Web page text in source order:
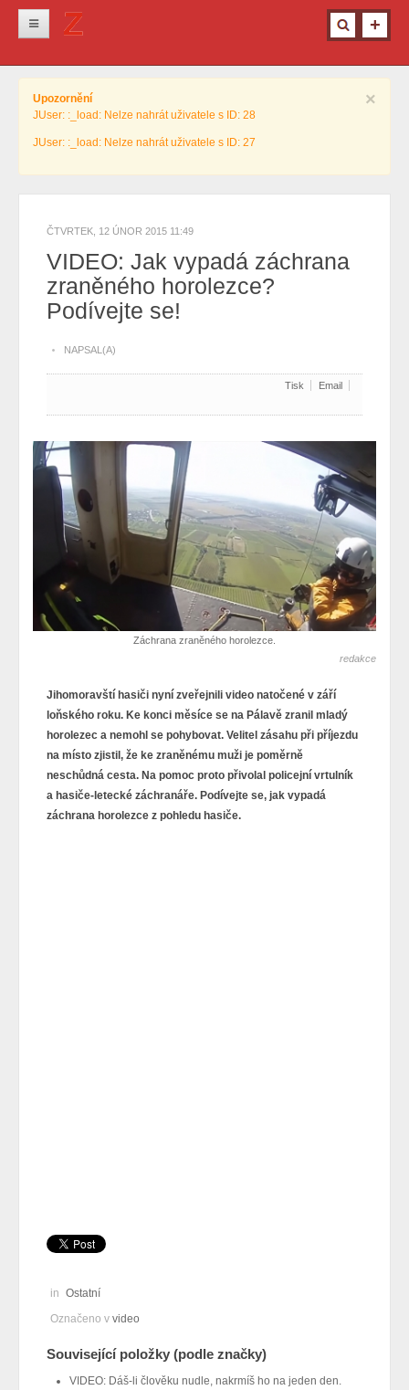
Krimi
Kultura
Ostatní
×
Upozornění
JUser: :_load: Nelze nahrát uživatele s ID: 28
JUser: :_load: Nelze nahrát uživatele s ID: 27
ČTVRTEK, 12 ÚNOR 2015 11:49
VIDEO: Jak vypadá záchrana
zraněného horolezce?
Podívejte se!
NAPSAL(A)
Tisk Email
Záchrana zraněného horolezce.
redakce
Jihomoravští hasiči nyní zveřejnili video natočené v září
loňského roku. Ke konci měsíce se na Pálavě zranil mladý
horolezec a nemohl se pohybovat. Velitel zásahu při příjezdu
na místo zjistil, že ke zraněnému muži je poměrně
neschůdná cesta. Na pomoc proto přivolal policejní vrtulník
a hasiče-letecké záchranáře. Podívejte se, jak vypadá
záchrana horolezce z pohledu hasiče.
in Ostatní
Označeno v video
Související položky (podle značky)
VIDEO: Dáš-li člověku nudle, nakrmíš ho na jeden den.